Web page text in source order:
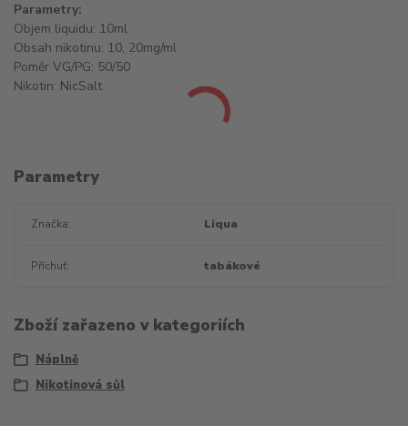
Parametry:
Objem liquidu: 10ml
Obsah nikotinu: 10, 20mg/ml
Poměr VG/PG: 50/50
Nikotin: NicSalt
Parametry
Značka Liqua
Příchuť tabákové
Zboží zařazeno v kategoriích
Náplně
Nikotinová sůl